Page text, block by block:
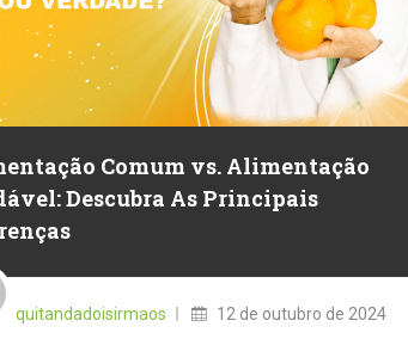
Comum vs. Alimentação
Descubra As Principais
quitandadoisirmaos
Posted
on
12 de outubro de 2024